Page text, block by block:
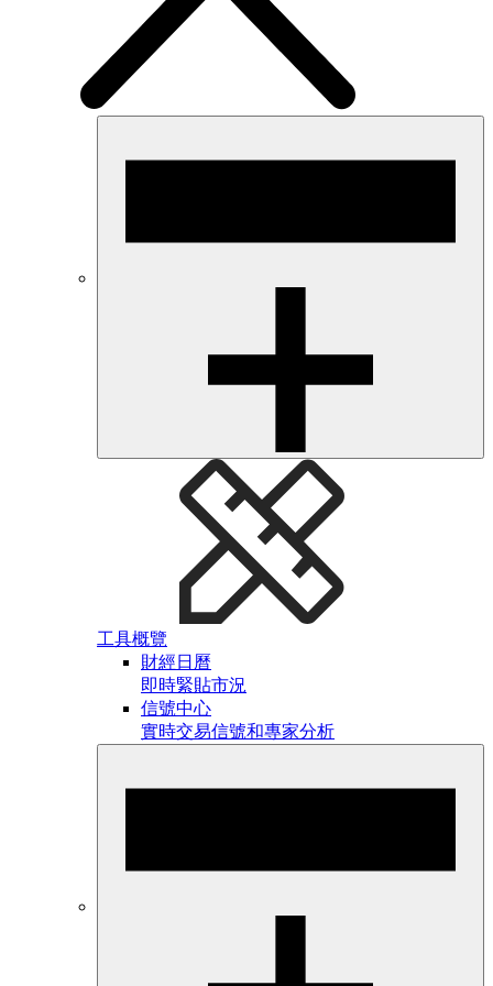
工具概覽
財經日曆
即時緊貼市況
信號中心
實時交易信號和專家分析